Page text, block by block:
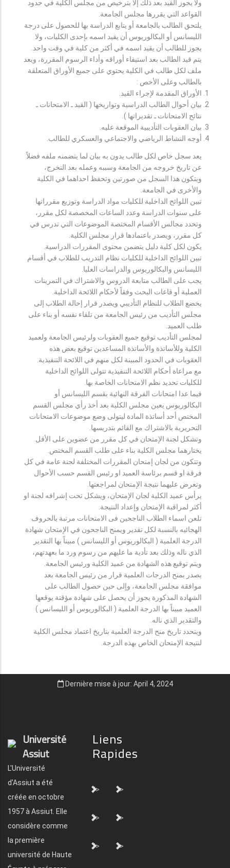
ولا يجوز القيد بعد ذلك إلا بترخيص من مجلس الكلية في حدود
القواعد التي يقررها مجلس الجامعة.
يلتحق الطالب بالجامعة أو يتابع الدراسة بها للحصول على درجة
الليسانس أو البكالوريوس أن يقيد اسمه بإحدى الكليات، ولا
يجوز للطالب أن يقيد اسمه في أكثر من كلية في وقت واحد.
يتم قيد الطالب بعد استيفاء أوراقه وأداء الرسوم المقررة، ويعد
ملف لكل طالب في الكلية يحتوي على جميع الأوراق المتعلقة
بالطالب وعلى الأخص :
الأوراق المقدمة لإجراء القيد.
بيان أحوال الطالب الدراسية وتواريخها ( القيد ـ الامتحانات ـ
نتائح الامتحانات ـ تقديراتها ).
بيان العقوبات التأديبية الموقعة عليه.
أوجه النشاط الرياضي والاجتماعي والعسكري للطالب.
يعد سجل خاص لكل طالب يدون به بيان لما يتضمنه ملفه فضلاً
عن تاريخ خروجه من الجامعة وسببه وعمله بعد التخرج،
ويتكون هذا السجل من صورتين وتحفظ احداهما في الكلية
والأخرى في الجامعة.
تبين اللوائح الداخلية للكليات مواد الدراسة وتوزيع مقرراتها
على سنوات الدراسة وعدد الساعات المخصصة لكل مقرر،
وتحدد مجالس الأقسام المختصة الموضوعات التي تدرس في
كل مقرر، ويصدر باعتمادها قرار مجلس الكلية.
يكون لكل كلية دليل يتضمن محتوى المقررات الدراسية.
تبين اللوائح الداخلية للكليات نظام التدريب للطلاب في أقسام
الليسانس والبكالوريوس والدراسات العليا.
يجب على الطالب متابعة الدروس والاشتراك في التمرينات
العملية أو قاعات البحث وفقاً لأحكام اللائحة الداخلية.
يخضع الطلاب للنظام التأديبي ويصدر قرار إحالة الطلاب إلى
مجلس التأديب من رئيس الجامعة من تلقاء نفسه أو بناء على
طلب العميد.
لمجلس التأديب توقيع جميع العقوبات ولرئيس الجامعة ولعميد
الكلية وللأساتذة والأساتذة المساعدين توقيع بعض هذه
العقوبات في الحدود المبينة لكل منهم في اللائحة التنفيذية.
مع مراعاة أحكام اللائحة التنفيذية تتولى اللوائح الداخلية
للكليات تحديد نظم الامتحانات الخاصة بها.
فيما عدا امتحانات الفرقة النهائية بقسم الليسانس أو
البكالوريوس يعين مجلس الكلية بعد أخذ رأي مجلس القسم
المختص أحد أساتذة المادة ليتولى وضع موضوعات الامتحانات
التحريرية بالاشتراك مع القائم بتدريسها.
وتشكل لجنة الإمتحان في كل مقرر من عضوين على الأقل
يختارهما مجلس الكلية بناء على طلب القسم المختص.
وتتكون من لجان إمتحان المقررات المختلفة لجنة عامة في كل
فرقة او قسم برئاسة العميد او رئيس القسم حسب الأحوال
وتعرض عليهما نتيجة الإمتحان لمراجعتها.
يرأس عميد الكلية لجان الإمتحان، ويشكل تحت إشرافه لجنة او
أكثر لمراقبة الإمتحان وإعداد النتيجة.
تلعن اسماء الطلاب الناجحين فى الامتحانات مرتبة بالحروف
الهجائيه بالنسبة لكل تقدير ويمنح الناجحون في الإمتحان شهادة
الدرجة العلمية ( البكالوريوس أو الليسانس ) مبيناً بها التقدير
الذي ناله وذلك بعد تأدية ما عليهم من رسوم ورد ما بعهدتهم،
ويتم توقيع هذه الشهادة من عميد الكلية ورئيس الجامعة.
يصدر بمنح الدرجات العلمية قرار من رئيس الجامعة بعد
موافقة مجلس الجامعة، وإلى حين حصول الطالب على
الشهادة المذكورة يجوز أن يحصل على شهادة مؤقتة يوقعها
العميد مبيناً بها الدرجة العلمية ( البكالوريوس أو الليسانس )
والتقدير الذي ناله.
ويتحدد تاريخ منح الدرجة العلمية بتاريخ اعتماد مجلس الكلية
لنتيجة الإمتحان الخاص بهذه الدرجة.
Dernière mise à jour: April 4, 2024
Université
Assiut
L'Université
d'Assiut a été
créée en octobre
1957 à Assiut. Elle
considère comme
la première
université de Haute
Liens
Rapides
"> ">
"> ">
"> ">